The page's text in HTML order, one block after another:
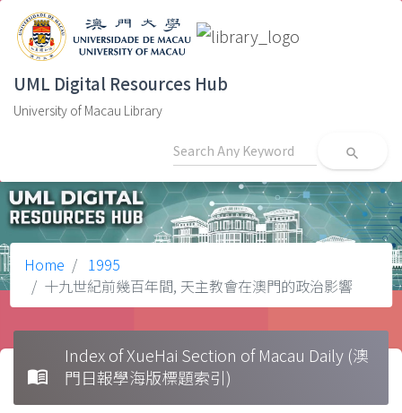
UML Digital Resources Hub
University of Macau Library
search
Home
1995
十九世紀前幾百年間, 天主教會在澳門的政治影響
menu_book
Index of XueHai Section of Macau Daily (澳
門日報學海版標題索引)